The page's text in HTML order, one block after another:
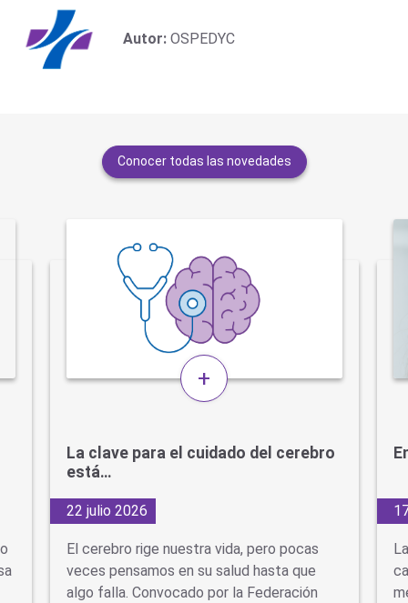
Autor: OSPEDYC
Conocer todas las novedades
+
La clave para el cuidado del cerebro
está…
22 julio 2026
El cerebro rige nuestra vida, pero pocas
veces pensamos en su salud hasta que
algo falla. Convocado por la Federación